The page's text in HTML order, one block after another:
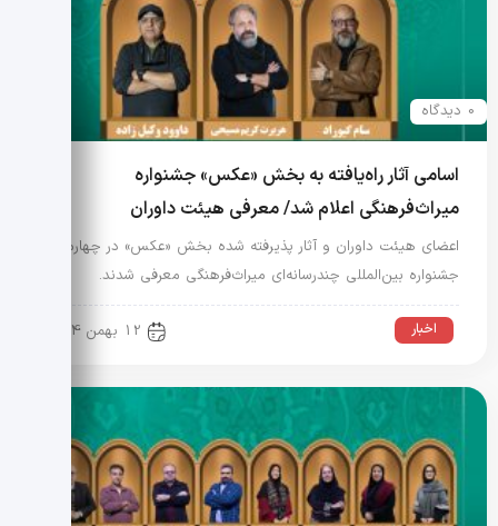
0 دیدگاه
اسامی آثار راه‌یافته به بخش «عکس» جشنواره
میراث‌فرهنگی اعلام شد/ معرفی هیئت داوران
اعضای هیئت داوران و آثار پذیرفته شده بخش «عکس» در چهارمین
جشنواره بین‌المللی چندرسانه‌ای میراث‌فرهنگی معرفی شدند.
اخبار 12 بهمن 1404